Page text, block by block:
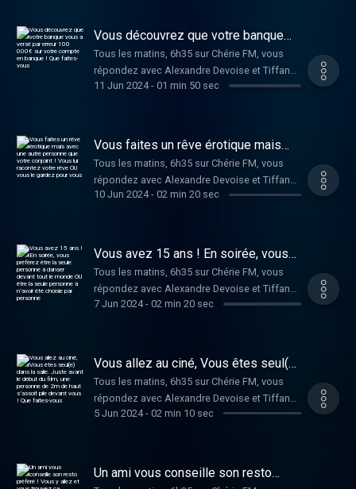
Vous découvrez que votre banque
vous a versé par erreur 100 000€ sur
votre compte en banque ! Que faites-
vous
Tous les matins, 6h35 sur Chérie FM, vous
répondez avec Alexandre Devoise et Tiffany
Bonvoisin au Dilemme de Dimitri !
11 Jun 2024- 01 min 50 sec
Vous faites un rêve érotique mais
avec une autre personne que votre
conjoint ! Vous lui racontez votre
rêve OU vous le gardez pour vous
Tous les matins, 6h35 sur Chérie FM, vous
répondez avec Alexandre Devoise et Tiffany
Bonvoisin au Dilemme de Dimitri !
10 Jun 2024- 02 min 20 sec
Vous avez 15 ans ! En soirée, vous
préférez être la seule personne à
danser devant tout le monde OU être
la seule personne à n’avoir été
choisie par personne
Tous les matins, 6h35 sur Chérie FM, vous
répondez avec Alexandre Devoise et Tiffany
Bonvoisin au Dilemme de Dimitri !
7 Jun 2024- 02 min 20 sec
Vous allez au ciné, Vous êtes seul(e)
dans la salle. Juste avant le début du
film, une personne de 2m de haut
s’assoit pile devant vous ! Que
faites-vous
Tous les matins, 6h35 sur Chérie FM, vous
répondez avec Alexandre Devoise et Tiffany
Bonvoisin au Dilemme de Dimitri !
5 Jun 2024- 02 min 10 sec
Un ami vous conseille son resto
préféré ! Vous y allez et vous